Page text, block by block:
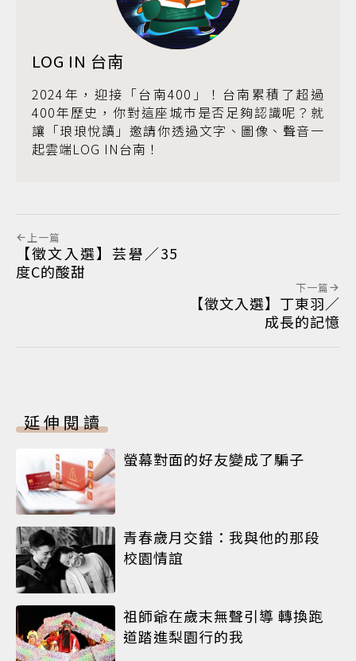
LOG IN 台南
2024年，迎接「台南400」！台南累積了超過
400年歷史，你對這座城市是否足夠認識呢？就
讓「琅琅悅讀」邀請你透過文字、圖像、聲音一
起雲端LOG IN台南！
上一篇
【徵文入選】芸礐／35
度C的酸甜
下一篇
【徵文入選】丁東羽／
成長的記憶
延伸閱讀
螢幕對面的好友變成了騙子
青春歲月交錯：我與他的那段
校園情誼
祖師爺在歲末無聲引導 轉換跑
道踏進梨園行的我